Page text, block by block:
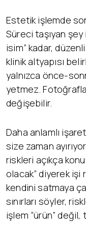
Estetik işlemde
Süreci taşıyan
isim” kadar,
klinik altyapısı
yalnızca önce-
yetmez.
değişebilir.
Daha anlamlı
size zaman
riskleri açıkça
olacak” diyerek işi
kendini satmaya
sınırları söyler,
işlem “ürün”